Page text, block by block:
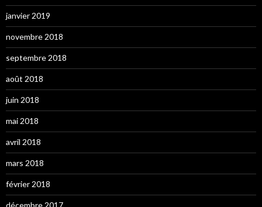
janvier 2019
novembre 2018
septembre 2018
août 2018
juin 2018
mai 2018
avril 2018
mars 2018
février 2018
décembre 2017